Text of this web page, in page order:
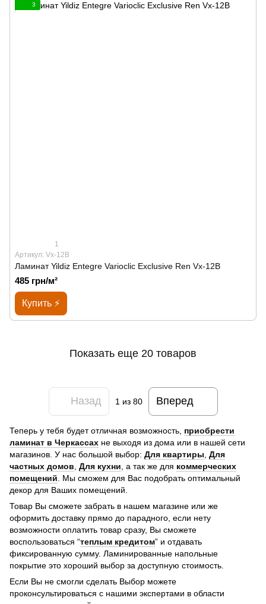
3
1
Артикул: Vx-12B
Ламинат Yildiz Entegre Varioclic Exclusive Ren Vx-12B
485 грн/м²
Купить ⚡
Показать еще 20 товаров
Назад 1 из 80 Вперед
Теперь у тебя будет отличная возможность, приобрести
ламинат в Черкассах не выходя из дома или в нашей сети
магазинов. У нас большой выбор: Для квартиры Для
частных домов Для кухни , а так же для коммерческих
помещений . Мы сможем для Вас подобрать оптимальный
декор для Ваших помещений.
Товар Вы сможете забрать в нашем магазине или же
оформить доставку прямо до парадного, если нету
возможности оплатить товар сразу, Вы сможете
воспользоваться “теплым кредитом” и отдавать
фиксированную сумму. Ламинированные напольные
покрытие это хороший выбор за доступную стоимость.
Если Вы не смогли сделать Выбор можете
проконсультироваться с нашими экспертами в области